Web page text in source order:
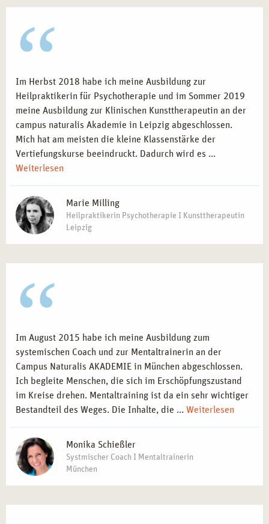
Im Herbst 2018 habe ich meine Ausbildung zur
Heilpraktikerin für Psychotherapie und im Sommer 2019
meine Ausbildung zur Klinischen Kunsttherapeutin an der
campus naturalis Akademie in Leipzig abgeschlossen.
Mich hat am meisten die kleine Klassenstärke der
Vertiefungskurse beeindruckt. Dadurch wird es ...
Weiterlesen
Marie Milling
Heilpraktikerin Psychotherapie I Kunsttherapeutin
Leipzig
Im August 2015 habe ich meine Ausbildung zum
systemischen Coach und zur Mentaltrainerin an der
Campus Naturalis AKADEMIE in München abgeschlossen.
Ich begleite Menschen, die sich im Erschöpfungszustand
im Kreise drehen. Mentaltraining ist da ein sehr wichtiger
Bestandteil des Weges. Die Inhalte, die ... Weiterlesen
Monika Schießler
Systmischer Coach I Mentaltrainerin
München